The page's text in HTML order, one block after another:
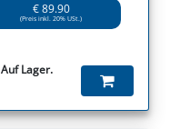
€ 89.90
(Preis inkl. 20% USt.)
Auf Lager.